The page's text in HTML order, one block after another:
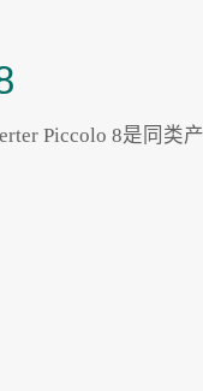
Piccolo 8是同